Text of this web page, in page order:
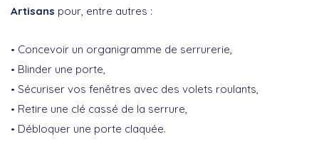
Artisans pour, entre autres :
Concevoir un organigramme de serrurerie,
Blinder une porte,
Sécuriser vos fenêtres avec des volets roulants,
Retire une clé cassé de la serrure,
Débloquer une porte claquée.